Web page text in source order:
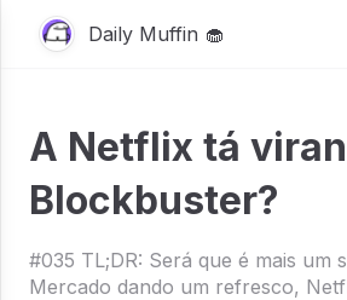
Daily Muffin 🧁
A Netflix tá
Blockbuster?
#035 TL;DR: Será que é mais um
Mercado dando um refresco,